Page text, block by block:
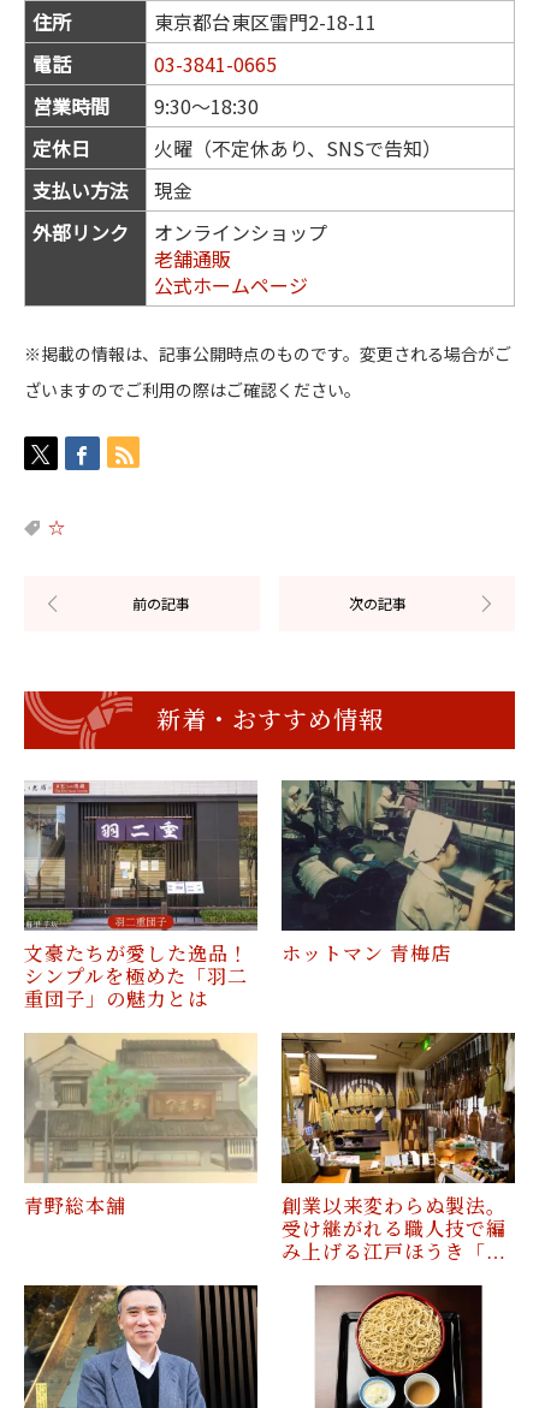
住所
東京都台東区雷門2-18-11
電話
03-3841-0665
営業時間
9:30〜18:30
定休日
火曜（不定休あり、SNSで告知）
支払い方法
現金
外部リンク
オンラインショップ
老舗通販
公式ホームページ
※掲載の情報は、記事公開時点のものです。変更される場合がご
ざいますのでご利用の際はご確認ください。
☆
新着・おすすめ情報
文豪たちが愛した逸品！
シンプルを極めた「羽二
重団子」の魅力とは
ホットマン 青梅店
青野総本舗
創業以来変わらぬ製法。
受け継がれる職人技で編
み上げる江戸ほうき「…